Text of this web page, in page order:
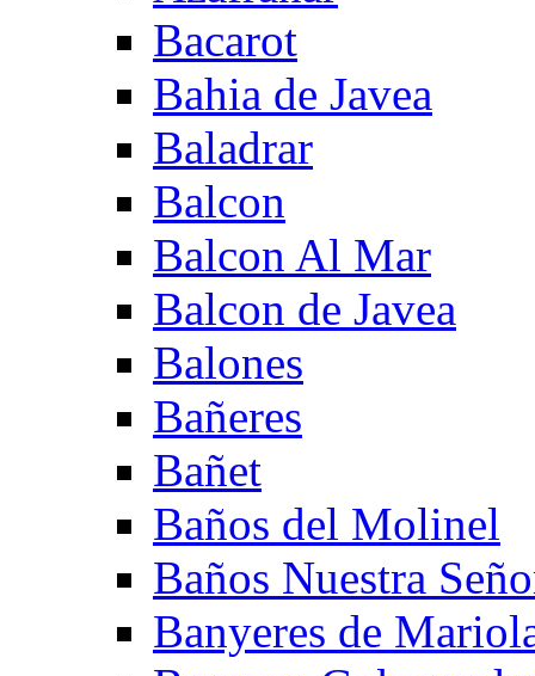
Bacarot
Bahia de Javea
Baladrar
Balcon
Balcon Al Mar
Balcon de Javea
Balones
Bañeres
Bañet
Baños del Molinel
Baños Nuestra
Banyeres de